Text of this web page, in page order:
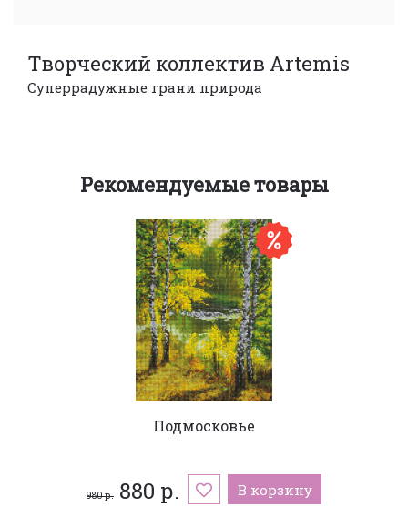
Творческий коллектив Artemis
Суперрадужные грани природа
Рекомендуемые товары
Подмосковье
980 р. 880 р. В корзину